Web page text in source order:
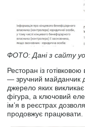
ФОТО: Дані з сайту
Ресторан із
— зручний майданчик
джерело яких
фігура, а ключовий
ім’я в реєстрах
продовжує працювати.